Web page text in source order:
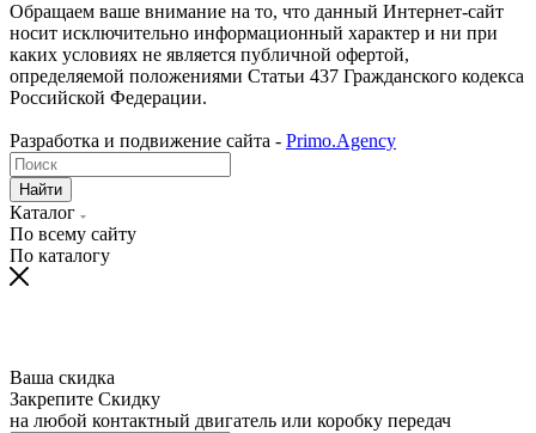
Обращаем ваше внимание на то, что данный Интернет-сайт
носит исключительно информационный характер и ни при
каких условиях не является публичной офертой,
определяемой положениями Статьи 437 Гражданского кодекса
Российской Федерации.
Разработка и подвижение сайта - Primo.Agency
Найти
Каталог
По всему сайту
По каталогу
Ваша скидка
Закрепите Скидку
на любой контактный двигатель или коробку передач